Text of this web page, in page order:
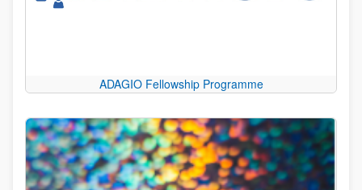
ADAGIO Fellowship Programme